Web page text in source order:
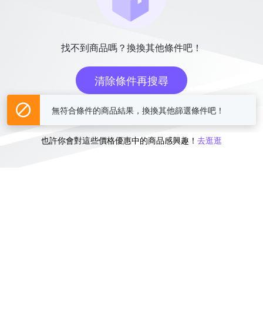
找不到商品嗎？換換其他條件吧！
清除條件再搜尋
或
也許你會對這些價格優惠中的商品感興趣！ 去逛逛
無符合條件的商品結果，換換其他篩選條件吧！